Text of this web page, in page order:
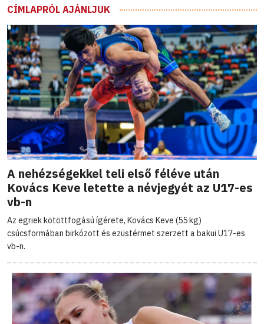
CÍMLAPRÓL AJÁNLJUK
A nehézségekkel teli első féléve után
Kovács Keve letette a névjegyét az U17-es
vb-n
Az egriek kötöttfogású ígérete, Kovács Keve (55 kg)
csúcsformában birkózott és ezüstérmet szerzett a bakui U17-es
vb-n.